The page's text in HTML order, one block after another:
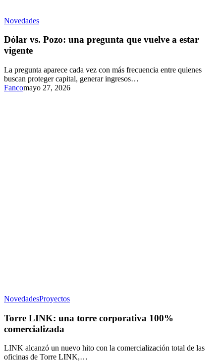
Novedades
Dólar vs. Pozo: una pregunta que vuelve a estar
vigente
La pregunta aparece cada vez con más frecuencia entre quienes
buscan proteger capital, generar ingresos…
Fancomayo 27, 2026
NovedadesProyectos
Torre LINK: una torre corporativa 100%
comercializada
LINK alcanzó un nuevo hito con la comercialización total de las
oficinas de Torre LINK,…